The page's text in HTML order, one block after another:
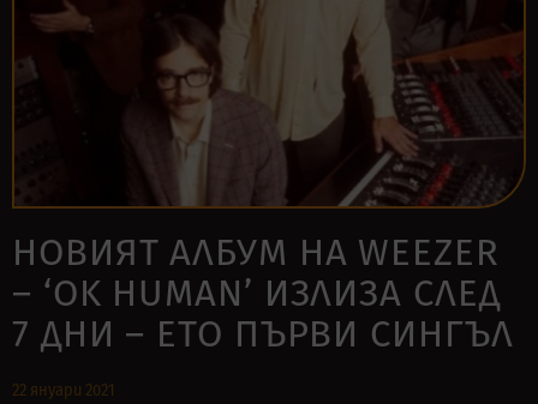
НОВИЯТ АЛБУМ НА WEEZER
– ‘OK HUMAN’ ИЗЛИЗА СЛЕД
7 ДНИ – ЕТО ПЪРВИ СИНГЪЛ
22 януари 2021